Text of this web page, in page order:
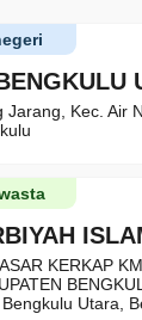
Jarang, Kec. Air
KERKAP
Utara,